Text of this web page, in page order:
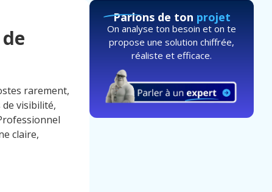
rarement,
visibilité,
claire,
Parlons de ton projet
On analyse ton besoin et on te
propose une solution chiffrée,
réaliste et efficace.